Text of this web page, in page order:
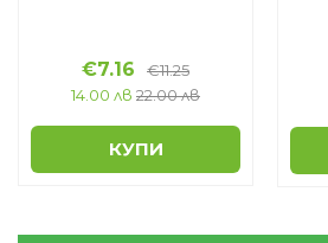
€7.16 €11.25
14.00 лв 22.00 лв
КУПИ